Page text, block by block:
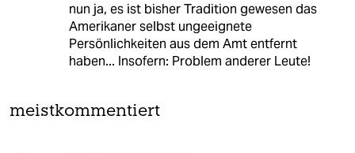
nun ja, es ist bisher Tradition gewesen das
Amerikaner selbst ungeeignete
Persönlichkeiten aus dem Amt entfernt
haben... Insofern: Problem anderer Leute!
meistkommentiert